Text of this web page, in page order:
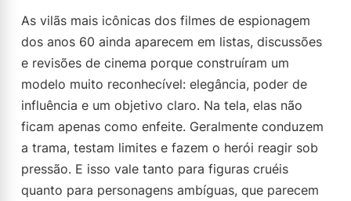
As vilãs mais icônicas dos filmes de espionagem
dos anos 60 ainda aparecem em listas, discussões
e revisões de cinema porque construíram um
modelo muito reconhecível: elegância, poder de
influência e um objetivo claro. Na tela, elas não
ficam apenas como enfeite. Geralmente conduzem
a trama, testam limites e fazem o herói reagir sob
pressão. E isso vale tanto para figuras cruéis
quanto para personagens ambíguas, que parecem